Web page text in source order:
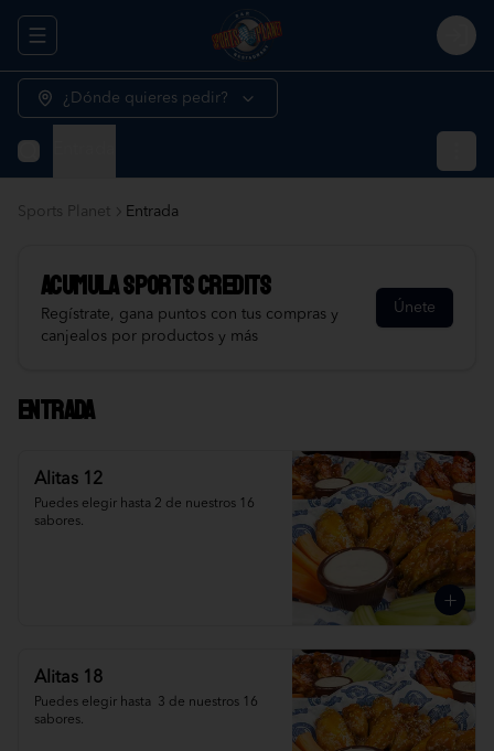
Abrir menu de navegación
¿Dónde quieres pedir?
Sports Planet Entrada
AcumulaSports Credits
Regístrate, gana puntos con tus compras y
canjealos por productos y más
Únete
Entrada
Alitas 12
Puedes elegir hasta 2 de nuestros 16
sabores.
Alitas 18
Puedes elegir hasta  3 de nuestros 16
sabores.